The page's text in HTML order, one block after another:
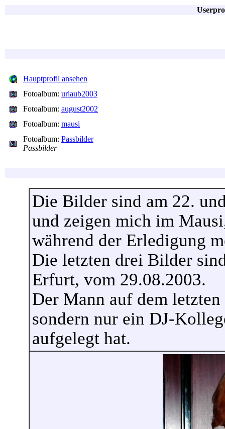
Hauptprofil ansehen
Fotoalbum: urlaub2003
Fotoalbum: august2002
Fotoalbum: mausi
Fotoalbum: Passbilder
Passbilder
Die Bilder sind am 22.
und zeigen mich im
während der Erledigung
Die letzten drei Bilder
Erfurt, vom 29.08.2003.
Der Mann auf dem
sondern nur ein DJ-
aufgelegt hat.